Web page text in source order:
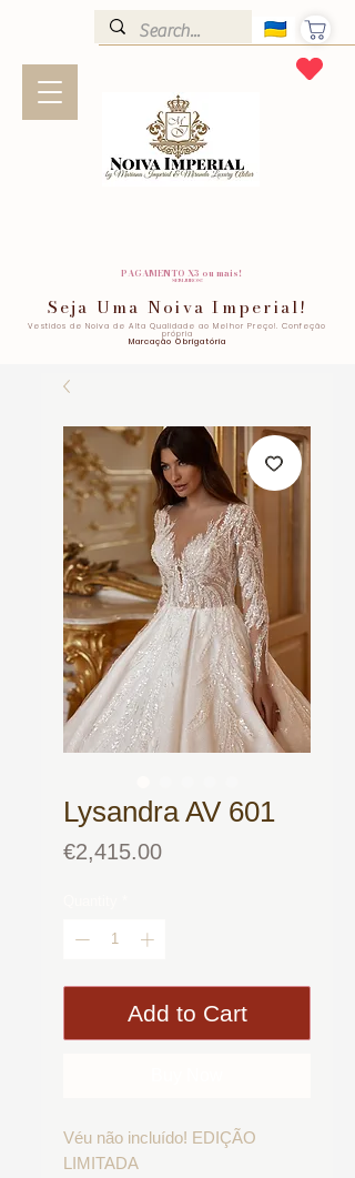
PAGAMENTO X3 ou mais!
SEM JUROS!
Seja Uma Noiva Imperial!
Vestidos de Noiva de Alta Qualidade ao Melhor Preço!. Confeção
própria
Marcação Obrigatória
Lysandra AV 601
€2,415.00Price
Add to Cart
Véu não incluído! EDIÇÃO
LIMITADA